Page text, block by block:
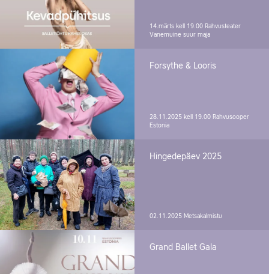
14.märts kell 19.00 Rahvusteater
Vanemuine suur maja
Forsythe & Looris
28.11.2025 kell 19.00 Rahvusooper
Estonia
Hingedepäev 2025
02.11.2025 Metsakalmistu
Grand Ballet Gala